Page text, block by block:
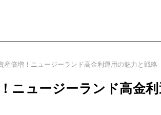
産倍増！ニュージーランド高金利運用の魅力と戦略
ニュージーランド高金